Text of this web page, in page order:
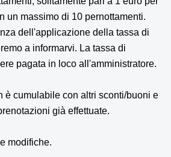
un massimo di 10 pernottamenti.
dell'applicazione della tassa di
a informarvi. La tassa di
pagata in loco all'amministratore.
è cumulabile con altri sconti/buoni e
già effettuate.
modifiche.